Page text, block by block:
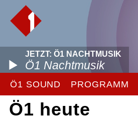
JETZT: Ö1 NACHTMUSIK
Ö1 Nachtmusik
Ö1 SOUND PROGRAMM
Ö1 heute